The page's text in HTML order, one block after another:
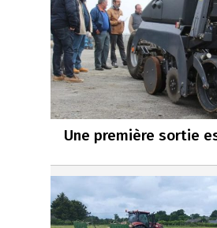
Une première sortie